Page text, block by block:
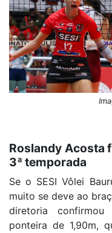
Roslandy Acosta
3ª temporada
Se o SESI Vôlei
muito se deve ao
diretoria
ponteira de 1,90m,